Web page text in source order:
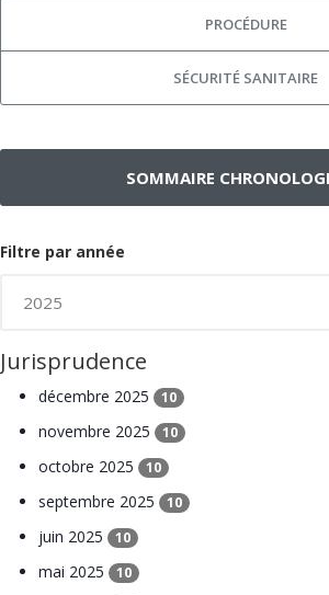
PROCÉDURE
SÉCURITÉ SANITAIRE
SOMMAIRE
Filtre par année
Jurisprudence
décembre 2025 10
novembre 2025 10
octobre 2025 10
septembre 2025 10
juin 2025 10
mai 2025 10